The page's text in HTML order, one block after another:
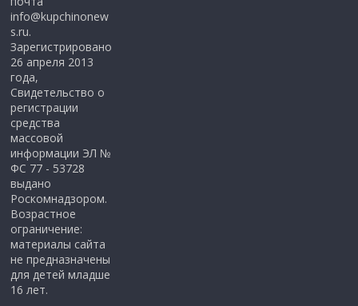
info@kupchinonew
s.ru.
Зарегистрировано
26 апреля 2013
года,
Свидетельство о
регистрации
средства
массовой
информации ЭЛ №
ФС 77 - 53728
выдано
Роскомнадзором.
Возрастное
ограничение:
материалы сайта
не предназначены
для детей младше
16 лет.